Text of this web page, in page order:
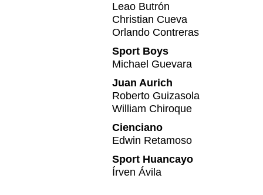
Leao Butrón
Christian Cueva
Orlando Contreras
Sport Boys
Michael Guevara
Juan Aurich
Roberto Guizasola
William Chiroque
Cienciano
Edwin Retamoso
Sport Huancayo
Írven Ávila